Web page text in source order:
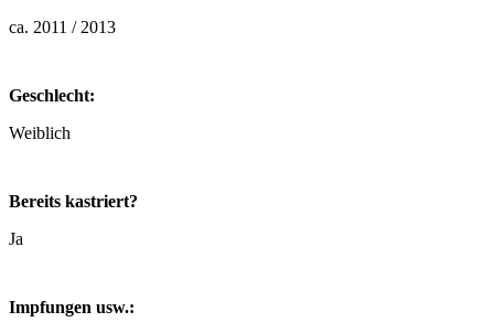
ca. 2011 / 2013
Geschlecht:
Weiblich
Bereits kastriert?
Ja
Impfungen usw.: